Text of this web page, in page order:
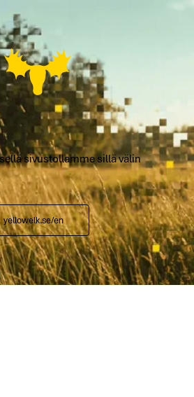
sivustollamme sillä välin
yellowelk.se/en